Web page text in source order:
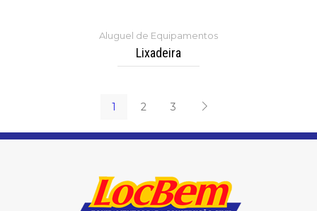
Aluguel de Equipamentos
Lixadeira
1 2 3